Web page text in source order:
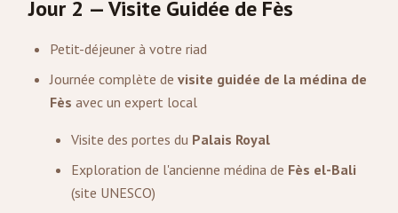
Jour 2 — Visite Guidée de Fès
Petit-déjeuner à votre riad
Journée complète de visite guidée de la médina de
Fès avec un expert local
Visite des portes du Palais Royal
Exploration de l'ancienne médina de Fès el-Bali
(site UNESCO)